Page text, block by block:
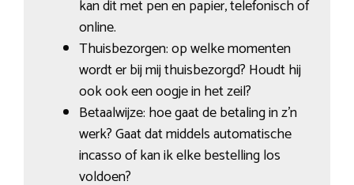
kan dit met pen en papier, telefonisch of
online.
Thuisbezorgen: op welke momenten
wordt er bij mij thuisbezorgd? Houdt hij
ook ook een oogje in het zeil?
Betaalwijze: hoe gaat de betaling in z’n
werk? Gaat dat middels automatische
incasso of kan ik elke bestelling los
voldoen?